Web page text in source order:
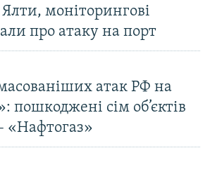
Ялти, моніторингові
про атаку на порт
атак РФ на
пошкоджені сім об’єктів
«Нафтогаз»